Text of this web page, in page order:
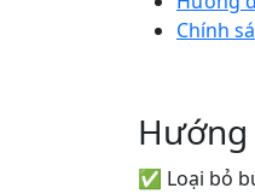
Chính
✅ Loại bỏ